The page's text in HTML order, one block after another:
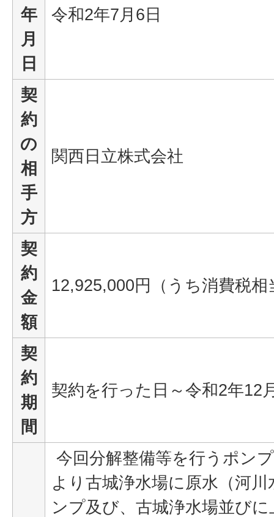
年
月
日
令和2年7月6日
契
約
の
相
手
方
関西日立株式会社
契
約
金
額
12,925,000円（うち消費税
契
約
期
間
契約を行った日～令和2年12
今回分解整備等を行うポン
より古城浄水場に原水（河
ンプ及び、古城浄水場並び